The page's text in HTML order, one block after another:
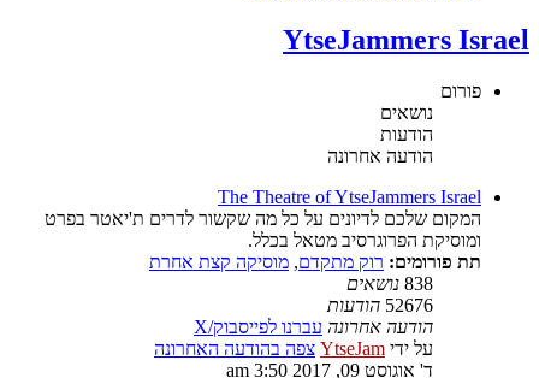
YtseJammers Israel
פורום
נושאים
הודעות
הודעה אחרונה
The Theatre of YtseJammers Israel
המקום שלכם לדיונים על כל מה שקשור לדרים ת'יאטר בפרט
ומוסיקת הפרוגרסיב מטאל בכלל.
תת פורומים: רוק מתקדם, מוסיקה קצת אחרת
838 נושאים
52676 הודעות
הודעה אחרונה עברנו לפייסבוק/X
על ידי YtseJam צפה בהודעה האחרונה
ד' אוגוסט 09, 2017 3:50 am